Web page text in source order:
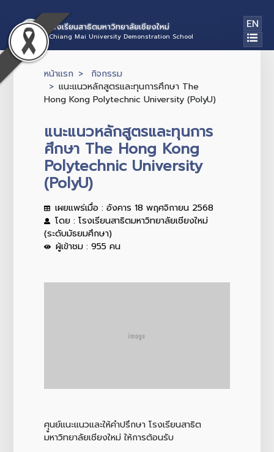
โรงเรียนสาธิตมหาวิทยาลัยเชียงใหม่
Chiang Mai University Demonstration School
EN
หน้าแรก
กิจกรรม
แนะแนวหลักสูตรและทุนการศึกษา The
Hong Kong Polytechnic University (PolyU)
แนะแนวหลักสูตรและทุนการ
ศึกษา The Hong Kong
Polytechnic University
(PolyU)
เผยแพร่เมื่อ : อังคาร 18 พฤศจิกายน 2568
โดย : โรงเรียนสาธิตมหาวิทยาลัยเชียงใหม่
(ระดับมัธยมศึกษา)
ผู้เข้าชม : 955 คน
ศุูนย์แนะแนวและให้คำปรึกษา โรงเรียนสาธิต
มหาวิทยาลัยเชียงใหม่ ให้การต้อนรับ